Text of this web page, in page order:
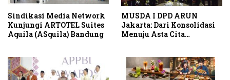
Sindikasi Media Network
Kunjungi ARTOTEL Suites
Aquila (ASquila) Bandung
MUSDA I DPD ARUN
Jakarta: Dari Konsolidasi
Menuju Asta Cita